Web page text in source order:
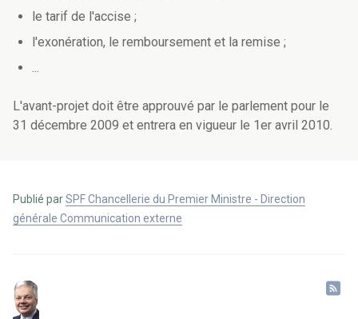
le tarif de l'accise ;
l'exonération, le remboursement et la remise ;
...
L'avant-projet doit être approuvé par le parlement pour le
31 décembre 2009 et entrera en vigueur le 1er avril 2010.
Publié parSPF Chancellerie du Premier Ministre - Direction
générale Communication externe